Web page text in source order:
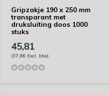
Gripzakje 190 x 250 mm
transparant met
druksluiting doos 1000
stuks
45,81
(37,86 Excl. btw)